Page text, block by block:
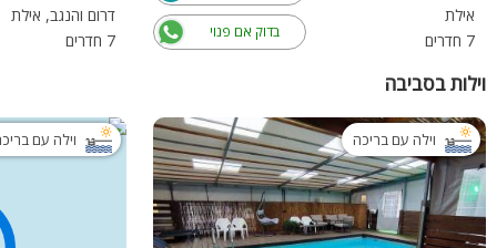
אילת
7 חדרים
בדוק אם פנוי
דרום והנגב, אילת
7 חדרים
וילות בסביבה
וילה עם בריכה וילה עם